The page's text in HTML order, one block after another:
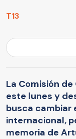
T13
La Comisión
este lunes y
busca cambiar
internacional,
memoria de